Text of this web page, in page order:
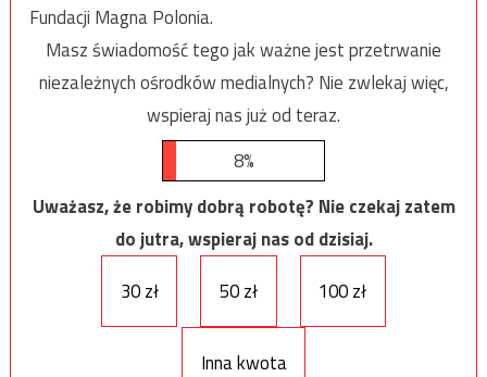
Fundacji Magna Polonia.
Masz świadomość tego jak ważne jest przetrwanie
niezależnych ośrodków medialnych? Nie zwlekaj więc,
wspieraj nas już od teraz.
8%
Uważasz, że robimy dobrą robotę? Nie czekaj zatem
do jutra, wspieraj nas od dzisiaj.
30 zł
50 zł 100 zł
Inna kwota